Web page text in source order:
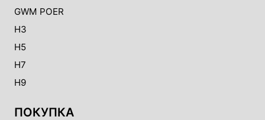
GWM POER
H3
H5
H7
H9
ПОКУПКА